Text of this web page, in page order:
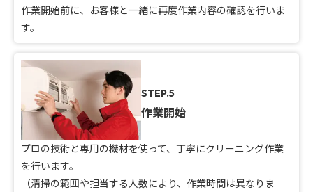
作業開始前に、お客様と一緒に再度作業内容の確認を行いま
す。
STEP.5
作業開始
プロの技術と専用の機材を使って、丁寧にクリーニング作業
を行います。
（清掃の範囲や担当する人数により、作業時間は異なりま